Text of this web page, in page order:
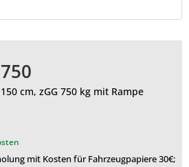
cm, zGG 750 kg mit Rampe
mit Kosten für Fahrzeugpapiere 30€;